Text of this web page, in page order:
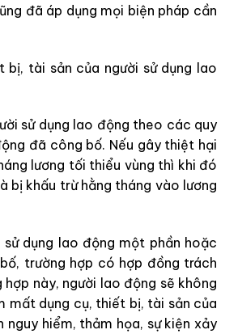
đã áp dụng mọi biện pháp cần
tài sản của người sử dụng lao
sử dụng lao động theo các quy
đã công bố. Nếu gây thiệt hại
lương tối thiểu vùng thì khi đó
bị khấu trừ hằng tháng vào lương
dụng lao động một phần hoặc
trường hợp có hợp đồng trách
này, người lao động sẽ không
mất dụng cụ, thiết bị, tài sản của
hiểm, thảm họa, sự kiện xảy